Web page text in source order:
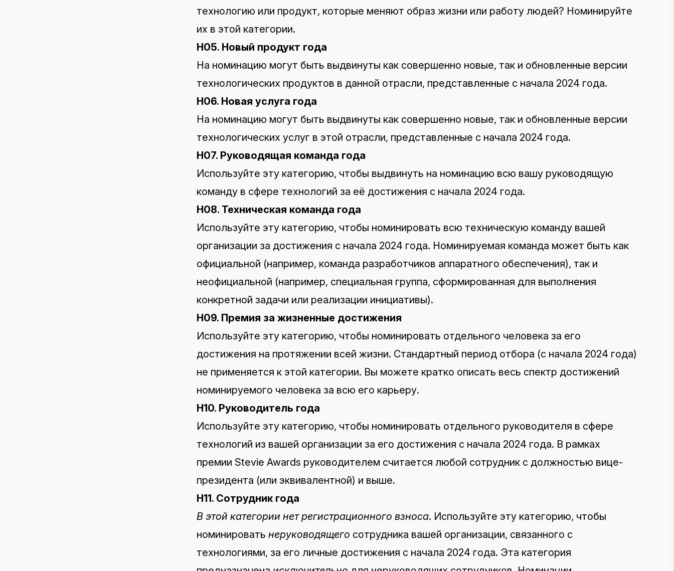
технологию или продукт, которые меняют образ жизни или работу людей? Номинируйте
их в этой категории.
H05. Новый продукт года
На номинацию могут быть выдвинуты как совершенно новые, так и обновленные версии
технологических продуктов в данной отрасли, представленные с начала 2024 года.
H06. Новая услуга года
На номинацию могут быть выдвинуты как совершенно новые, так и обновленные версии
технологических услуг в этой отрасли, представленные с начала 2024 года.
H07. Руководящая команда года
Используйте эту категорию, чтобы выдвинуть на номинацию всю вашу руководящую
команду в сфере технологий за её достижения с начала 2024 года.
H08. Техническая команда года
Используйте эту категорию, чтобы номинировать всю техническую команду вашей
организации за достижения с начала 2024 года. Номинируемая команда может быть как
официальной (например, команда разработчиков аппаратного обеспечения), так и
неофициальной (например, специальная группа, сформированная для выполнения
конкретной задачи или реализации инициативы).
H09. Премия за жизненные достижения
Используйте эту категорию, чтобы номинировать отдельного человека за его
достижения на протяжении всей жизни. Стандартный период отбора (с начала 2024 года)
не применяется к этой категории. Вы можете кратко описать весь спектр достижений
номинируемого человека за всю его карьеру.
H10. Руководитель года
Используйте эту категорию, чтобы номинировать отдельного руководителя в сфере
технологий из вашей организации за его достижения с начала 2024 года. В рамках
премии Stevie Awards руководителем считается любой сотрудник с должностью вице-
президента (или эквивалентной) и выше.
H11. Сотрудник года
В этой категории нет регистрационного взноса. Используйте эту категорию, чтобы
номинировать неруководящего сотрудника вашей организации, связанного с
технологиями, за его личные достижения с начала 2024 года. Эта категория